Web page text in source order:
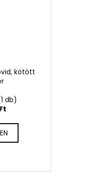
kötött
db)